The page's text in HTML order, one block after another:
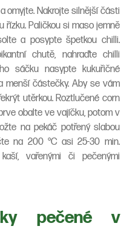
omyjte. Nakrojte silnější části
řízku. Paličkou si maso jemně
a posypte špetkou chilli.
chutě, nahraďte chilli
sáčku nasypte kukuřičné
menší částečky. Aby se vám
utěrkou. Roztlučené corn
obalte ve vajíčku, potom v
na pekáč potřený slabou
na 200 °C asi 25-30 min.
vařenými či pečenými
pečené v